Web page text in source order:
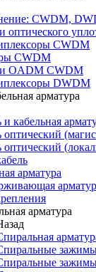
CWDM,
оптического
CWDM
CWDM
OADM CWDM
DWDM
арматура
и кабельная
оптический
оптический
арматура
арматура